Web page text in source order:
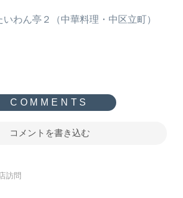
いわん亭２（中華料理・中区立町）
コメントを書き込む
訪問